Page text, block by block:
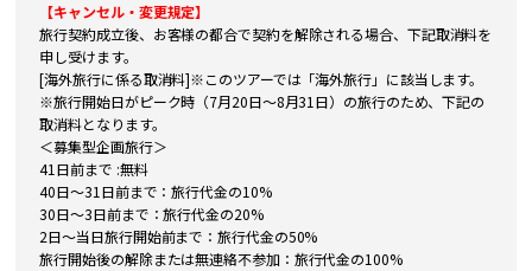
【キャンセル・変更規定】
旅行契約成立後、お客様の都合で契約を解除される場合、下記取消料を
申し受けます。
[海外旅行に係る取消料]※このツアーでは「海外旅行」に該当します。
※旅行開始日がピーク時（7月20日～8月31日）の旅行のため、下記の
取消料となります。
＜募集型企画旅行＞
41日前まで :無料
40日～31日前まで：旅行代金の10%
30日～3日前まで：旅行代金の20%
2日～当日旅行開始前まで：旅行代金の50%
旅行開始後の解除または無連絡不参加：旅行代金の100%